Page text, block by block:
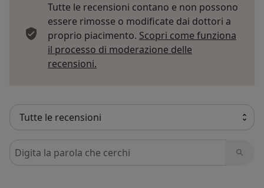
Tutte le recensioni contano e non possono
essere rimosse o modificate dai dottori a
proprio piacimento. Scopri come funziona
il processo di moderazione delle
recensioni.
Cerca nelle recensioni